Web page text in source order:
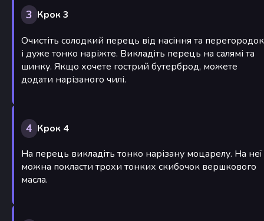
3 Крок 3
Очистіть солодкий перець від насіння та перегородок
і дуже тонко наріжте. Викладіть перець на салямі та
шинку. Якщо хочете гострий бутерброд, можете
додати нарізаного чилі.
4 Крок 4
На перець викладіть тонко нарізану моцарелу. На неї
можна покласти трохи тонких скибочок вершкового
масла.